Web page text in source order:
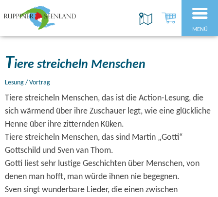
MENÜ
Tiere streicheln Menschen
Lesung / Vortrag
Tiere streicheln Menschen, das ist die Action-Lesung, die
sich wärmend über ihre Zuschauer legt, wie eine glückliche
Henne über ihre zitternden Küken.
Tiere streicheln Menschen, das sind Martin „Gotti“
Gottschild und Sven van Thom.
Gotti liest sehr lustige Geschichten über Menschen, von
denen man hofft, man würde ihnen nie begegnen.
Sven singt wunderbare Lieder, die einen zwischen